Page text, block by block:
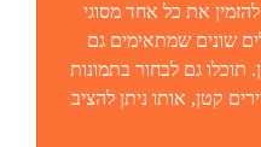
את כל אחד מסוגי
שונים שמתאימים גם
תוכלו גם לבחור בתמונות
קטן, אותו ניתן להציב